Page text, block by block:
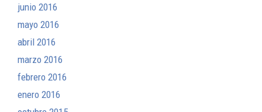
junio 2016
mayo 2016
abril 2016
marzo 2016
febrero 2016
enero 2016